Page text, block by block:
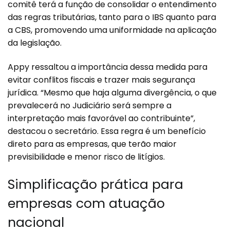
comitê terá a função de consolidar o entendimento
das regras tributárias, tanto para o IBS quanto para
a CBS, promovendo uma uniformidade na aplicação
da legislação.
Appy ressaltou a importância dessa medida para
evitar conflitos fiscais e trazer mais segurança
jurídica. “Mesmo que haja alguma divergência, o que
prevalecerá no Judiciário será sempre a
interpretação mais favorável ao contribuinte”,
destacou o secretário. Essa regra é um benefício
direto para as empresas, que terão maior
previsibilidade e menor risco de litígios.
Simplificação prática para
empresas com atuação
nacional